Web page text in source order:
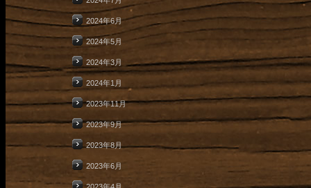
2024年6月
2024年5月
2024年3月
2024年1月
2023年11月
2023年9月
2023年8月
2023年6月